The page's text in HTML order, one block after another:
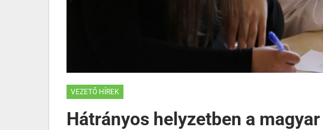
VEZETŐ HÍREK
Hátrányos helyzetben a